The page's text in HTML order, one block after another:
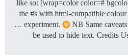
like so: [wrap=color color=#
the #s with html-compatible colour
… experiment.
NB Same
be used to hide text. Credits